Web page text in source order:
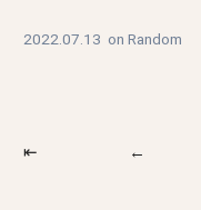
2022.07.13 on Random
⇤ ←